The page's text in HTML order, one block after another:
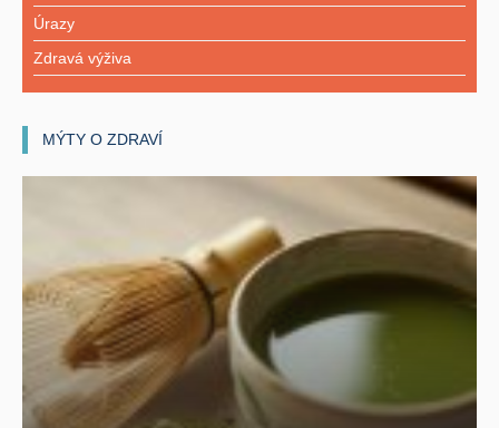
Úrazy
Zdravá výživa
MÝTY O ZDRAVÍ